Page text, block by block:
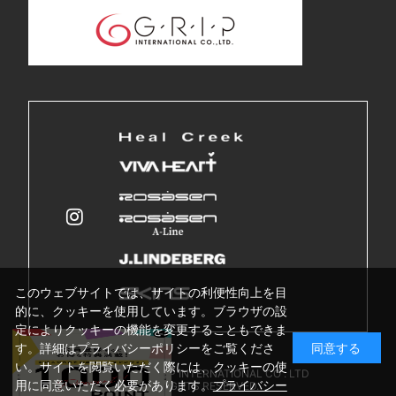
Copyright © GRIP INTERNATIONAL CO . LTD
ALL RIGHTS RESERVED.
このウェブサイトでは、サイトの利便性向上を目
的に、クッキーを使用しています。ブラウザの設
定によりクッキーの機能を変更することもできま
す。詳細はプライバシーポリシーをご覧くださ
い。サイトを閲覧いただく際には、クッキーの使
用に同意いただく必要があります。プライバシー
同意する